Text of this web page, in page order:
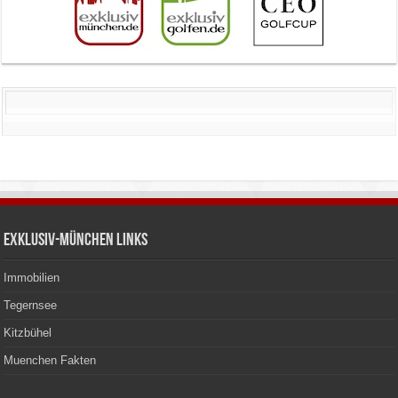
Exklusiv-München Links
Immobilien
Tegernsee
Kitzbühel
Muenchen Fakten